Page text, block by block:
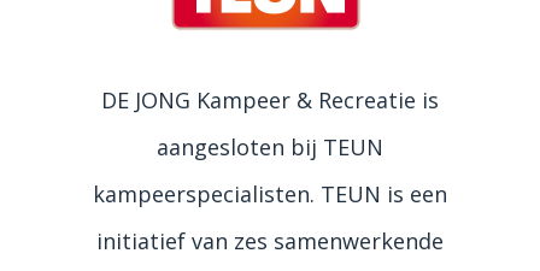
DE JONG Kampeer & Recreatie is
aangesloten bij TEUN
kampeerspecialisten. TEUN is een
initiatief van zes samenwerkende